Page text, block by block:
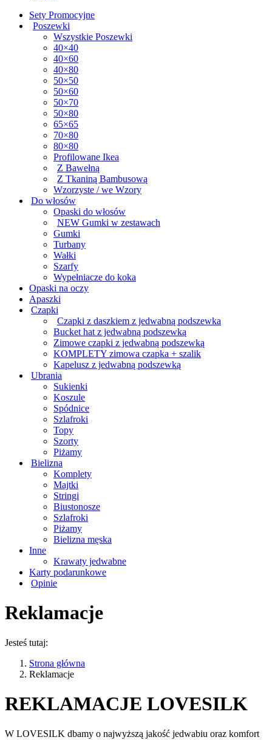
Sety Promocyjne
Poszewki
Wszystkie Poszewki
40×40
40×60
40×80
50×50
50×60
50×70
50×80
65×65
70×80
80×80
Profilowane Ikea
Z Bawełną
Z Tkaniną Bambusową
Wzorzyste / we Wzory
Do włosów
Opaski do włosów
NEW Gumki w zestawach
Gumki
Turbany
Wałki
Szarfy
Wypełniacze do koka
Opaski na oczy
Apaszki
Czapki
Czapki z daszkiem z jedwabną podszewka
Bucket hat z jedwabną podszewką
Zimowe czapki z jedwabną podszewką
KOMPLETY zimowa czapka + szalik
Kapelusz z jedwabną podszewką
Ubrania
Sukienki
Koszule
Spódnice
Szlafroki
Topy
Szorty
Piżamy
Bielizna
Komplety
Majtki
Stringi
Biustonosze
Szlafroki
Piżamy
Bielizna męska
Inne
Krawaty jedwabne
Karty podarunkowe
Opinie
Reklamacje
Jesteś tutaj:
Strona główna
Reklamacje
REKLAMACJE LOVESILK
W LOVESILK dbamy o najwyższą jakość jedwabiu oraz komfort